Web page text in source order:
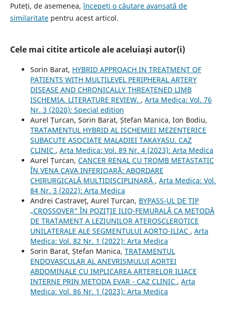
Puteți, de asemenea,începeți o căutare avansată de
similaritatepentru acest articol.
Cele mai citite articole ale aceluiași autor(i)
Sorin Barat, HYBRID APPROACH IN TREATMENT OF
PATIENTS WITH MULTILEVEL PERIPHERAL ARTERY
DISEASE AND CHRONICALLY THREATENED LIMB
ISCHEMIA. LITERATURE REVIEW. , Arta Medica: Vol. 76
Nr. 3 (2020): Special edition
Aurel Țurcan, Sorin Barat, Ștefan Manica, Ion Bodiu,
TRATAMENTUL HYBRID AL ISCHEMIEI MEZENTERICE
SUBACUTE ASOCIATE MALADIEI TAKAYASU. CAZ
CLINIC , Arta Medica: Vol. 89 Nr. 4 (2023): Arta Medica
Aurel Țurcan, CANCER RENAL CU TROMB METASTATIC
ÎN VENA CAVA INFERIOARĂ: ABORDARE
CHIRURGICALĂ MULTIDISCIPLINARĂ , Arta Medica: Vol.
84 Nr. 3 (2022): Arta Medica
Andrei Castraveț, Aurel Țurcan, BYPASS-UL DE TIP
„CROSSOVER” ÎN POZIȚIE ILIO-FEMURALĂ CA METODĂ
DE TRATAMENT A LEZIUNILOR ATEROSCLEROTICE
UNILATERALE ALE SEGMENTULUI AORTO-ILIAC , Arta
Medica: Vol. 82 Nr. 1 (2022): Arta Medica
Sorin Barat, Ștefan Manica, TRATAMENTUL
ENDOVASCULAR AL ANEVRISMULUI AORTEI
ABDOMINALE CU IMPLICAREA ARTERELOR ILIACE
INTERNE PRIN METODA EVAR - CAZ CLINIC , Arta
Medica: Vol. 86 Nr. 1 (2023): Arta Medica